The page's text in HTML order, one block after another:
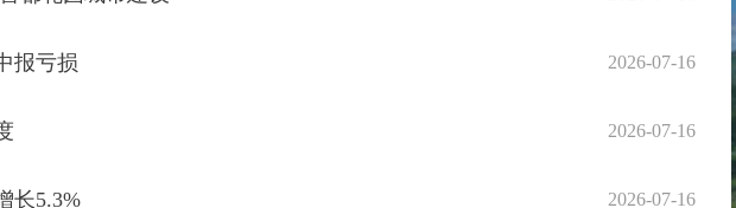
报亏损 2026-07-16
2026-07-16
长5.3% 2026-07-16